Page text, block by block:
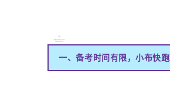
一、备考时间有限，小布快